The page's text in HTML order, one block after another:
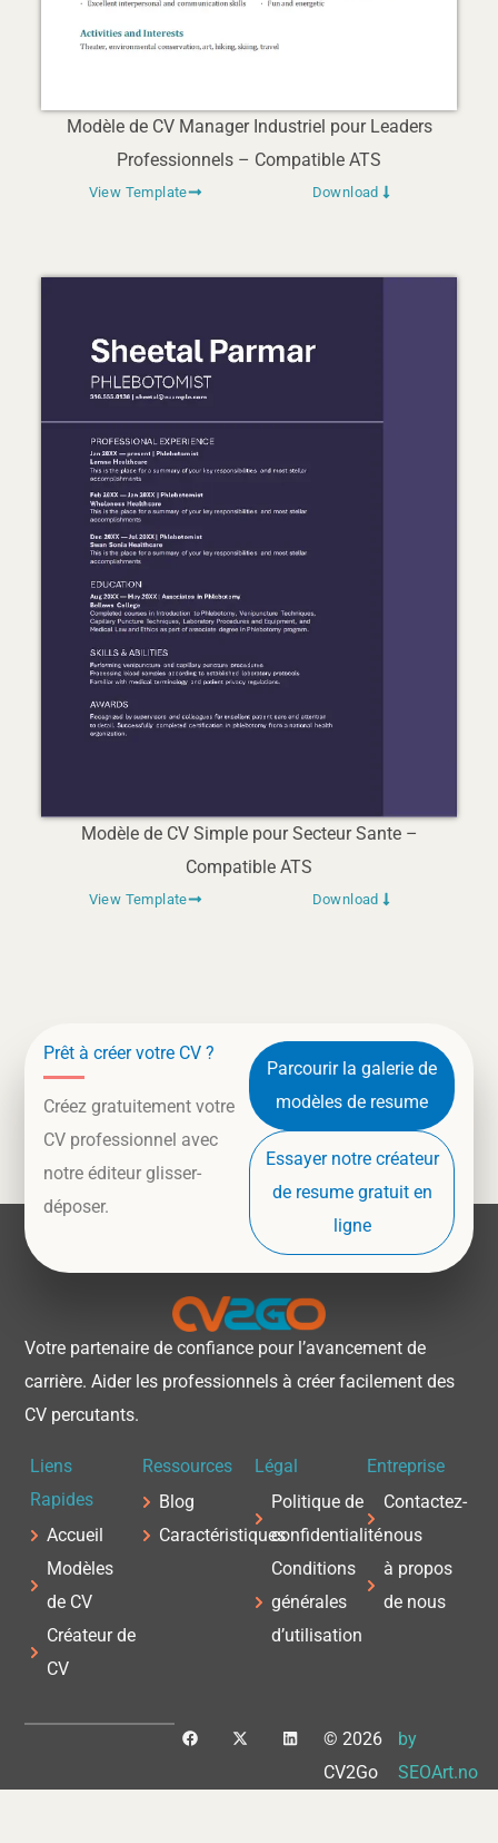
Modèle de CV Manager Industriel pour Leaders
Professionnels – Compatible ATS
View Template Download
Modèle de CV Simple pour Secteur Sante –
Compatible ATS
View Template Download
Prêt à créer votre CV ?
Créez gratuitement votre
CV professionnel avec
notre éditeur glisser-
déposer.
Parcourir la galerie de
modèles de resume
Essayer notre créateur
de resume gratuit en
ligne
Votre partenaire de confiance pour l’avancement de
carrière. Aider les professionnels à créer facilement des
CV percutants.
Liens
Rapides
Accueil
Modèles
de CV
Créateur de
CV
Ressources
Blog
Caractéristiques
Légal
Politique de
confidentialité
Conditions
générales
d’utilisation
Entreprise
Contactez-
nous
à propos
de nous
© 2026
CV2Go
by
SEOArt.no
F
a
b
X
-
i
L
i
e